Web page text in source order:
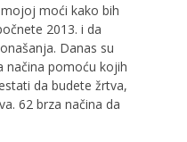
moći kako bih
2013. i da
Danas su
načina pomoću kojih
da budete žrtva,
62 brza načina da